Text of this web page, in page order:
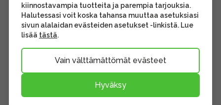
kiinnostavampia tuotteita ja parempia tarjouksia.
Halutessasi voit koska tahansa muuttaa asetuksiasi
sivun alalaidan evästeiden asetukset -linkistä. Lue
lisää tästä.
Vain välttämättömät evästeet
Hyväksy